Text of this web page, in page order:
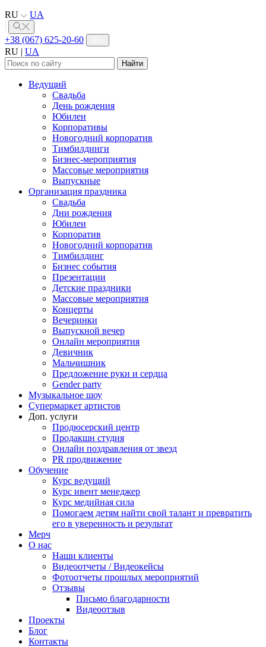
RU
UA
+38 (067) 625-20-60
RU | UA
Найти:
Ведущий
Свадьба
День рождения
Юбилеи
Корпоративы
Новогодний корпоратив
Тимбилдинги
Бизнес-мероприятия
Массовые мероприятия
Выпускные
Организация праздника
Свадьба
Дни рождения
Юбилеи
Корпоратив
Новогодний корпоратив
Тимбилдинг
Бизнес события
Презентации
Детские праздники
Массовые мероприятия
Концерты
Вечеринки
Выпускной вечер
Онлайн мероприятия
Девичник
Мальчишник
Предложение руки и сердца
Gender party
Музыкальное шоу
Супермаркет артистов
Доп. услуги
Продюсерский центр
Продакшн студия
Онлайн поздравления от звезд
PR продвижение
Обучение
Курс ведущий
Курс ивент менеджер
Курс медийная сила
Помогаем детям найти свой талант и превратить
его в уверенность и результат
Мерч
О нас
Наши клиенты
Видеоотчеты / Видеокейсы
Фотоотчеты прошлых мероприятий
Отзывы
Письмо благодарности
Видеоотзыв
Проекты
Блог
Контакты